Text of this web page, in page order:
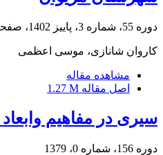
دوره 55، شماره 3، پاییز 1402، صفحه
کاروان شانازی، موسی اعظمی
مشاهده مقاله
اصل مقاله 1.27 M
سیری در مفاهیم
دوره 156، شماره 0، 1379